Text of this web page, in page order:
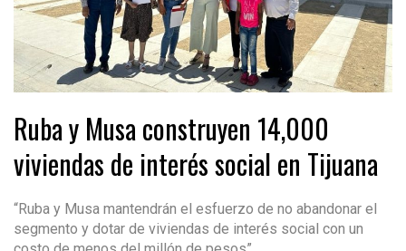
Ruba y Musa construyen 14,000
viviendas de interés social en Tijuana
“Ruba y Musa mantendrán el esfuerzo de no abandonar el
segmento y dotar de viviendas de interés social con un